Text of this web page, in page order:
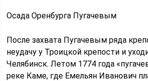
Осада Оренбурга Пугачевым
После захвата Пугачевым ряда
неудачу у Троицкой крепости и
Челябинск. Летом 1774 года
реке Каме, где Емельян Иванович